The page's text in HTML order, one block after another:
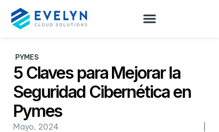
PYMES
5 Claves para Mejorar la
Seguridad Cibernética en
Pymes
Mayo, 2024